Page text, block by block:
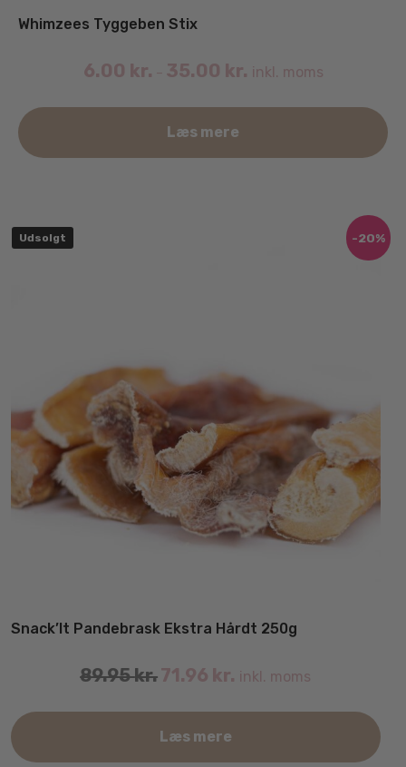
Whimzees Tyggeben Stix
6.00 kr. – 35.00 kr. inkl. moms
Læs mere
-20%
Udsolgt
Snack’It Pandebrask Ekstra Hårdt 250g
89.95kr.71.96 kr. inkl. moms
Læs mere